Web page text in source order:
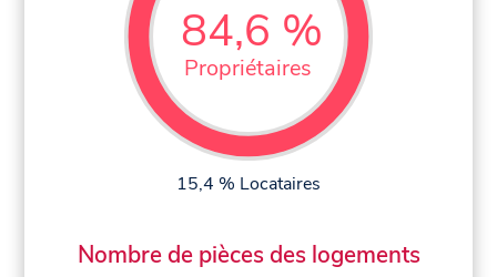
84,6 %
Propriétaires
15,4 % Locataires
Nombre de pièces des logements